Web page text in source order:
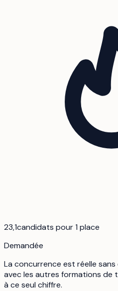
23,1candidats pour 1 place
Demandée
La concurrence est réelle
avec les autres formations
à ce seul chiffre.